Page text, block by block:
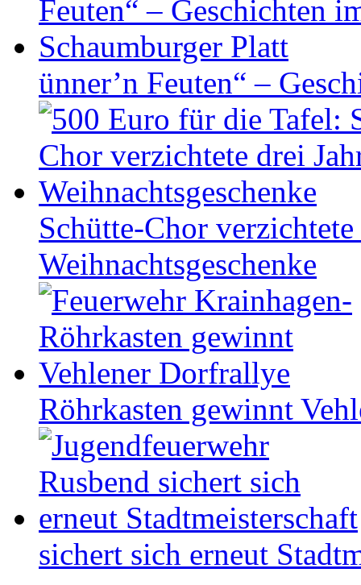
ünner’n Feuten“ –
Schütte-Chor
Weihnachtsgeschenke
Röhrkasten gewinnt
sichert sich erneut